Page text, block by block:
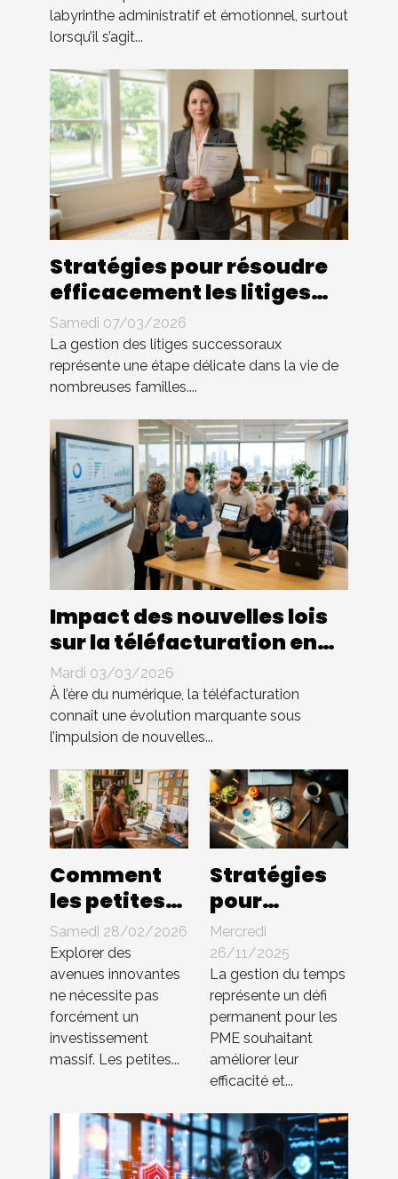
labyrinthe administratif et émotionnel, surtout
lorsqu’il s’agit...
Stratégies pour résoudre
efficacement les litiges
successoraux
Samedi 07/03/2026
La gestion des litiges successoraux
représente une étape délicate dans la vie de
nombreuses familles....
Impact des nouvelles lois
sur la téléfacturation en
entreprise : quels
changements ?
Mardi 03/03/2026
À l’ère du numérique, la téléfacturation
connaît une évolution marquante sous
l’impulsion de nouvelles...
Comment
les petites
entreprises
peuvent-
elles
innover
sans gros
budget ?
Samedi 28/02/2026
Explorer des
avenues innovantes
ne nécessite pas
forcément un
investissement
massif. Les petites...
Stratégies
pour
optimiser la
gestion du
temps au
sein des PME
Mercredi
26/11/2025
La gestion du temps
représente un défi
permanent pour les
PME souhaitant
améliorer leur
efficacité et...